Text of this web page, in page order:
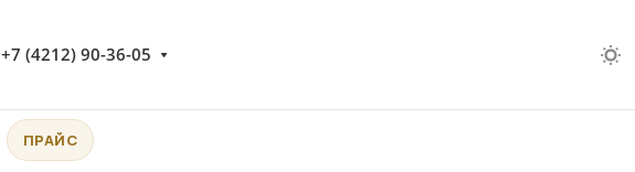
+7 (4212) 90-36-05
ПРАЙС